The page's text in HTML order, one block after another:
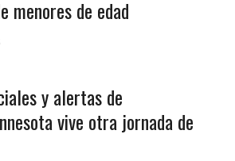
menores de edad
y alertas de
vive otra jornada de